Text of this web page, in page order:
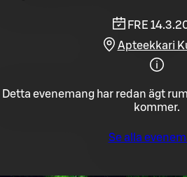
FRE
Apteekkari
Detta evenemang har redan ägt
kommer.
Se alla